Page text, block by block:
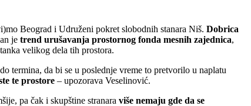
Beograd i Udruženi pokret slobodnih stanara Niš. Dobrica
je trend urušavanja prostornog fonda mesnih zajednica,
velikog dela tih prostora.
termina, da bi se u poslednje vreme to pretvorilo u naplatu
te prostore – upozorava Veselinović.
pa čak i skupštine stranara više nemaju gde da se